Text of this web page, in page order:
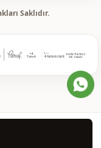
Saklıdır.